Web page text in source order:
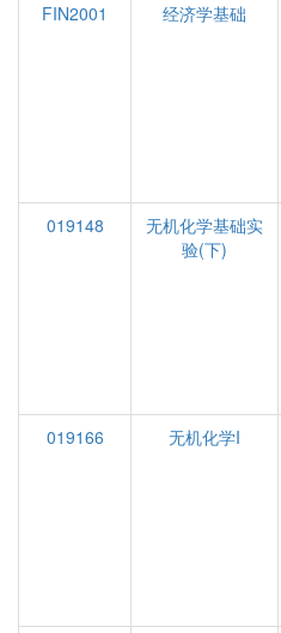
FIN2001
经济学基础
019148
无机化学基础实
验(下)
019166
无机化学I